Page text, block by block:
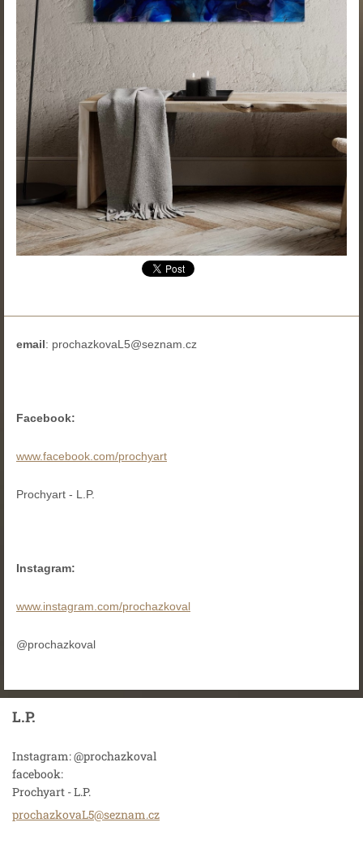
email: prochazkovaL5@seznam.cz
Facebook:
www.facebook.com/prochyart
Prochyart - L.P.
Instagram:
www.instagram.com/prochazkoval
@prochazkoval
L.P.
Instagram: @prochazkoval
facebook:
Prochyart - L.P.
prochazkovaL5@seznam.cz